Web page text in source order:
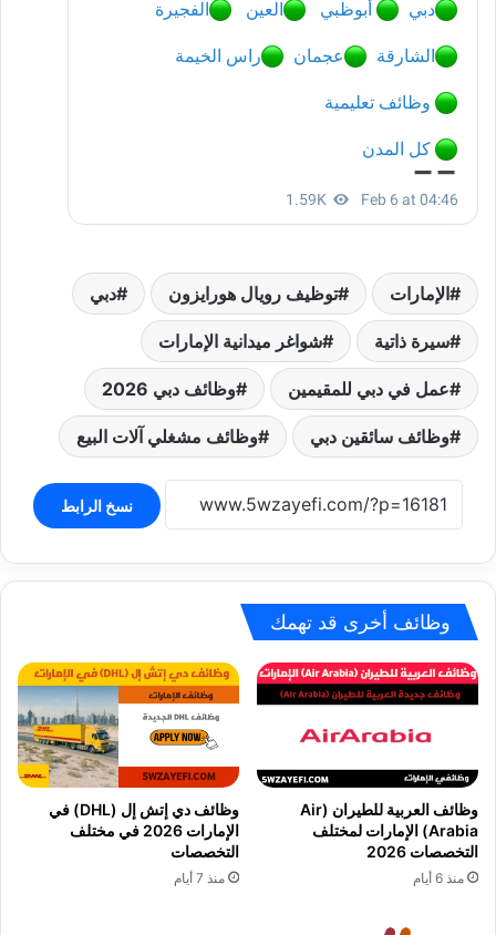
الإمارات توظيف رويال هورايزون دبي
سيرة ذاتية شواغر ميدانية الإمارات
عمل في دبي للمقيمين وظائف دبي 2026
وظائف سائقين دبي وظائف مشغلي آلات البيع
نسخ الرابط
وظائف أخرى قد تهمك
وظائف العربية للطيران (Air
Arabia) الإمارات لمختلف
التخصصات 2026
منذ 6 أيام
وظائف دي إتش إل (DHL) في
الإمارات 2026 في مختلف
التخصصات
منذ 7 أيام